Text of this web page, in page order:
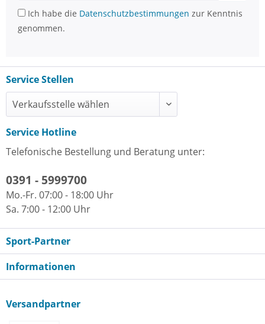
Ich habe die Datenschutzbestimmungen zur Kenntnis
genommen.
Service Stellen
Service Hotline
Telefonische Bestellung und Beratung unter:
0391 - 5999700
Mo.-Fr. 07:00 - 18:00 Uhr
Sa. 7:00 - 12:00 Uhr
Sport-Partner
Informationen
Versandpartner